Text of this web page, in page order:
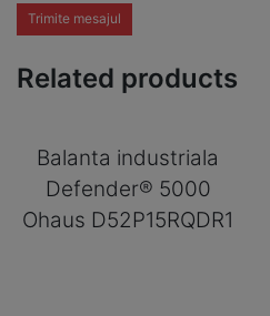
Trimite mesajul
Related products
Balanta industriala
Defender® 5000
Ohaus D52P15RQDR1